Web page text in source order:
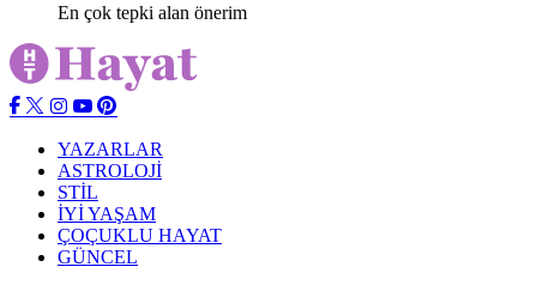
En çok tepki alan önerim
YAZARLAR
ASTROLOJİ
STİL
İYİ YAŞAM
ÇOÇUKLU HAYAT
GÜNCEL